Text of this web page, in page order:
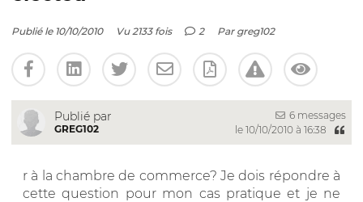
Publié le 10/10/2010 Vu 2133 fois 2 Par greg102
Publié par
GREG102
6 messages
le 10/10/2010 à 16:38
r à la chambre de commerce? Je dois répondre à
cette question pour mon cas pratique et je ne